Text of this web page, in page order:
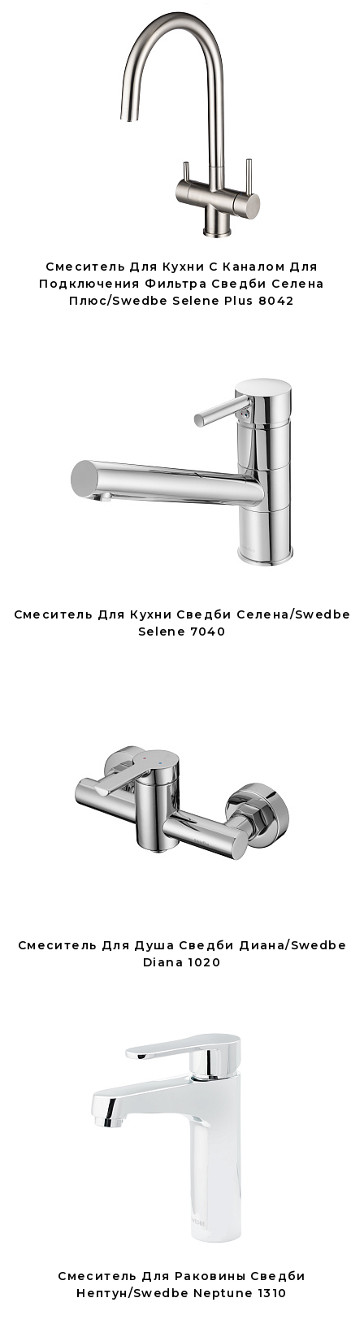
Смеситель Для Кухни С Каналом Для
Подключения Фильтра Сведби Селена
Плюс/Swedbe Selene Plus 8042
Смеситель Для Кухни Сведби Селена/Swedbe
Selene 7040
Смеситель Для Душа Сведби Диана/Swedbe
Diana 1020
Смеситель Для Раковины Сведби
Нептун/Swedbe Neptune 1310